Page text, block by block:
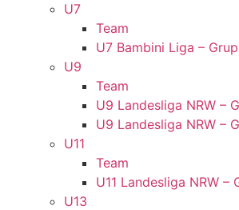
U7
Team
U7 Bambini Liga –
U9
Team
U9 Landesliga NRW –
U9 Landesliga NRW –
U11
Team
U11 Landesliga NRW –
U13